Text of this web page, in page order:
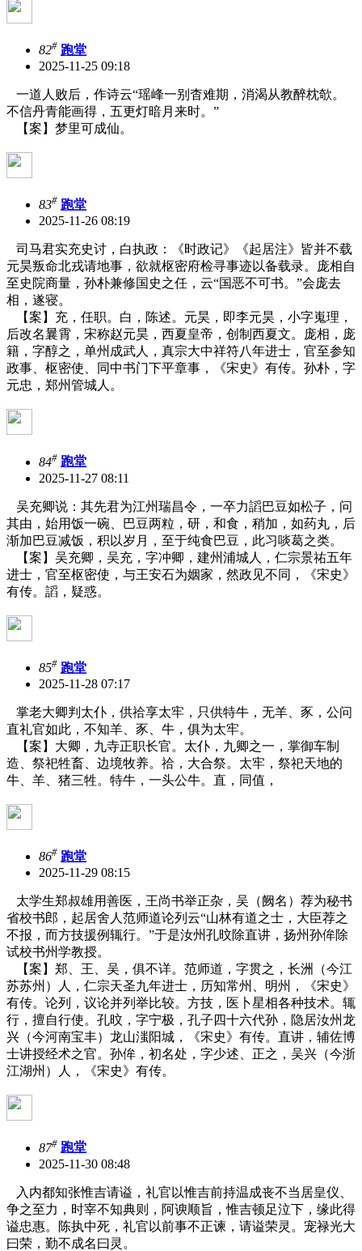
82# 跑堂
2025-11-25 09:18
一道人败后，作诗云“瑶峰一别杳难期，消渴从教醉枕欹。
不信丹青能画得，五更灯暗月来时。”
【案】梦里可成仙。
83# 跑堂
2025-11-26 08:19
司马君实充史讨，白执政：《时政记》《起居注》皆并不载
元昊叛命北戎请地事，欲就枢密府检寻事迹以备载录。庞相自
至史院商量，孙朴兼修国史之任，云“国恶不可书。”会庞去
相，遂寝。
【案】充，任职。白，陈述。元昊，即李元昊，小字嵬理，
后改名曩霄，宋称赵元昊，西夏皇帝，创制西夏文。庞相，庞
籍，字醇之，单州成武人，真宗大中祥符八年进士，官至参知
政事、枢密使、同中书门下平章事，《宋史》有传。孙朴，字
元忠，郑州管城人。
84# 跑堂
2025-11-27 08:11
吴充卿说：其先君为江州瑞昌令，一卒力謟巴豆如松子，问
其由，始用饭一碗、巴豆两粒，研，和食，稍加，如药丸，后
渐加巴豆减饭，积以岁月，至于纯食巴豆，此习啖葛之类。
【案】吴充卿，吴充，字冲卿，建州浦城人，仁宗景祐五年
进士，官至枢密使，与王安石为姻家，然政见不同，《宋史》
有传。謟，疑惑。
85# 跑堂
2025-11-28 07:17
掌老大卿判太仆，供祫享太牢，只供特牛，无羊、豕，公问
直礼官如此，不知羊、豕、牛，俱为太牢。
【案】大卿，九寺正职长官。太仆，九卿之一，掌御车制
造、祭祀牲畜、边境牧养。祫，大合祭。太牢，祭祀天地的
牛、羊、猪三牲。特牛，一头公牛。直，同值，
86# 跑堂
2025-11-29 08:15
太学生郑叔雄用善医，王尚书举正杂，吴（阙名）荐为秘书
省校书郎，起居舍人范师道论列云“山林有道之士，大臣荐之
不报，而方技援例辄行。”于是汝州孔旼除直讲，扬州孙侔除
试校书州学教授。
【案】郑、王、吴，俱不详。范师道，字贯之，长洲（今江
苏苏州）人，仁宗天圣九年进士，历知常州、明州，《宋史》
有传。论列，议论并列举比较。方技，医卜星相各种技术。辄
行，擅自行使。孔旼，字宁极，孔子四十六代孙，隐居汝州龙
兴（今河南宝丰）龙山滍阳城，《宋史》有传。直讲，辅佐博
士讲授经术之官。孙侔，初名处，字少述、正之，吴兴（今浙
江湖州）人，《宋史》有传。
87# 跑堂
2025-11-30 08:48
入内都知张惟吉请谥，礼官以惟吉前持温成丧不当居皇仪、
争之至力，时宰不知典则，阿谀顺旨，惟吉顿足泣下，缘此得
谥忠惠。陈执中死，礼官以前事不正谏，请谥荣灵。宠禄光大
曰荣，勤不成名曰灵。